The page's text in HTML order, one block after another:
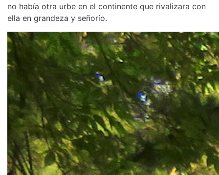
no había otra urbe en el continente que rivalizara con
ella en grandeza y señorío.